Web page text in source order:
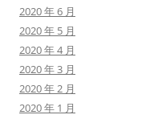
2020 年 6 月
2020 年 5 月
2020 年 4 月
2020 年 3 月
2020 年 2 月
2020 年 1 月